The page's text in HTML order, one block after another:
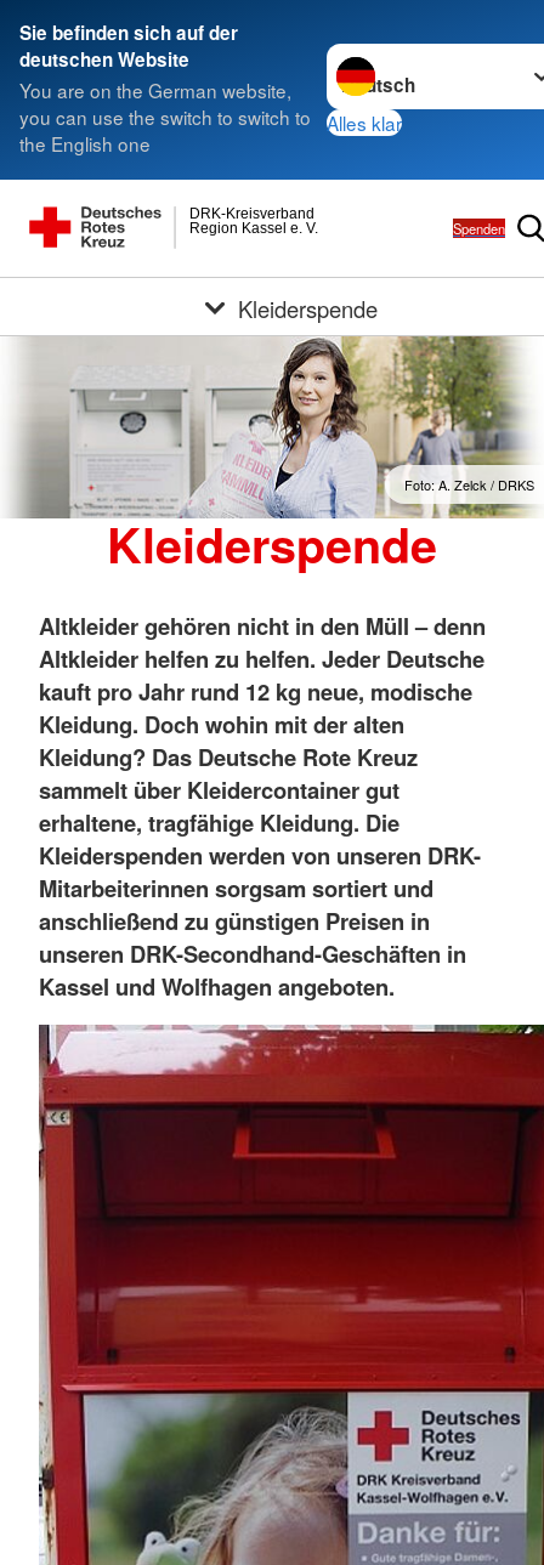
Sie befinden sich auf der
deutschen Website
You are on the German website,
you can use the switch to switch to
the English one
Sprache wechseln zu
Alles klar
Region Kassel e. V.
DRK-Kreisverband
Spenden
Kleiderspende
Foto: A. Zelck / DRKS
Kleiderspende
Altkleider gehören nicht in den Müll – denn
Altkleider helfen zu helfen. Jeder Deutsche
kauft pro Jahr rund 12 kg neue, modische
Kleidung. Doch wohin mit der alten
Kleidung? Das Deutsche Rote Kreuz
sammelt über Kleidercontainer gut
erhaltene, tragfähige Kleidung. Die
Kleiderspenden werden von unseren DRK-
Mitarbeiterinnen sorgsam sortiert und
anschließend zu günstigen Preisen in
unseren DRK-Secondhand-Geschäften in
Kassel und Wolfhagen angeboten.